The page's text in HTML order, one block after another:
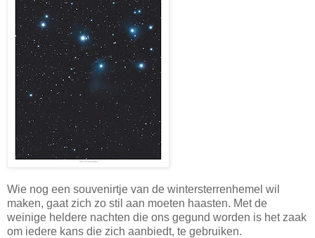
Wie nog een souvenirtje van de wintersterrenhemel wil
maken, gaat zich zo stil aan moeten haasten. Met de
weinige heldere nachten die ons gegund worden is het zaak
om iedere kans die zich aanbiedt, te gebruiken.